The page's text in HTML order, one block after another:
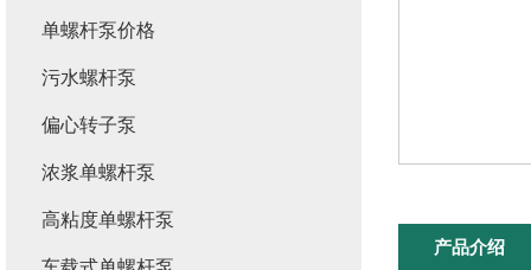
产品介绍
单螺杆泵价格
污水螺杆泵
偏心转子泵
浓浆单螺杆泵
高粘度单螺杆泵